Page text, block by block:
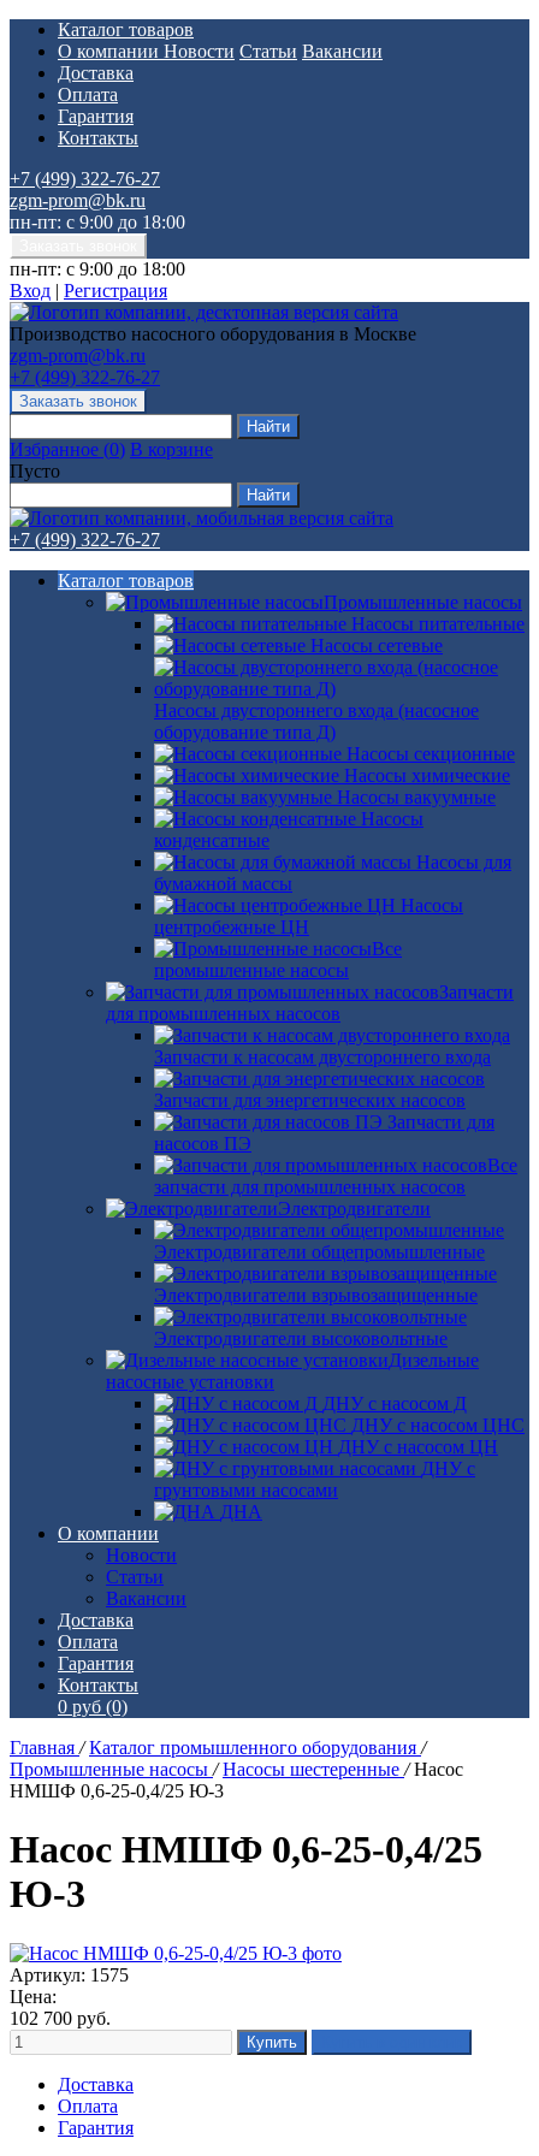
Каталог товаров
О компании Новости Статьи Вакансии
Доставка
Оплата
Гарантия
Контакты
+7 (499) 322-76-27
zgm-prom@bk.ru
пн-пт: с 9:00 до 18:00
пн-пт: с 9:00 до 18:00
Вход | Регистрация
Производство насосного оборудования в Москве
zgm-prom@bk.ru
+7 (499) 322-76-27
Избранное (0) В корзине
Пусто
+7 (499) 322-76-27
Каталог товаров
Промышленные насосы
Насосы питательные
Насосы сетевые
Насосы двустороннего входа (насосное
оборудование типа Д)
Насосы секционные
Насосы химические
Насосы вакуумные
Насосы
конденсатные
Насосы для
бумажной массы
Насосы
центробежные ЦН
Все
промышленные насосы
Запчасти
для промышленных насосов
Запчасти к насосам двустороннего входа
Запчасти для энергетических насосов
Запчасти для
насосов ПЭ
Все
запчасти для промышленных насосов
Электродвигатели
Электродвигатели общепромышленные
Электродвигатели взрывозащищенные
Электродвигатели высоковольтные
Дизельные
насосные установки
ДНУ с насосом Д
ДНУ с насосом ЦНС
ДНУ с насосом ЦН
ДНУ с
грунтовыми насосами
ДНА
О компании
Новости
Статьи
Вакансии
Доставка
Оплата
Гарантия
Контакты
0 руб (0)
Главная / Каталог промышленного оборудования /
Промышленные насосы / Насосы шестеренные / Насос
НМШФ 0,6-25-0,4/25 Ю-3
Насос НМШФ 0,6-25-0,4/25
Ю-3
Артикул: 1575
Цена:
102 700 руб.
Доставка
Оплата
Гарантия